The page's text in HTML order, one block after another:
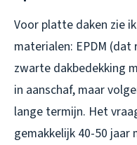
Voor platte daken zie
materialen: EPDM
zwarte dakbedekking
in aanschaf, maar
lange termijn. Het
gemakkelijk 40-50